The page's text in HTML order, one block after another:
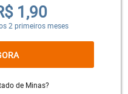
1,90
2 primeiros meses
de Minas?